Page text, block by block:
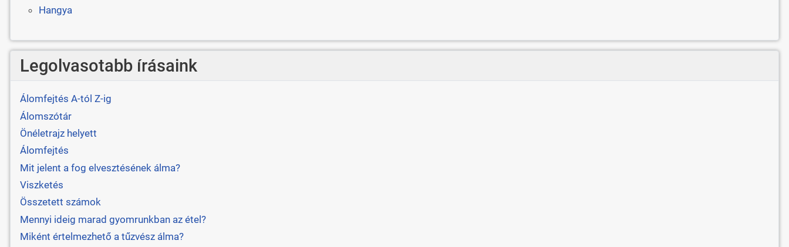
Hangya
Legolvasotabb írásaink
Álomfejtés A-tól Z-ig
Álomszótár
Önéletrajz helyett
Álomfejtés
Mit jelent a fog elvesztésének álma?
Viszketés
Összetett számok
Mennyi ideig marad gyomrunkban az étel?
Miként értelmezhető a tűzvész álma?